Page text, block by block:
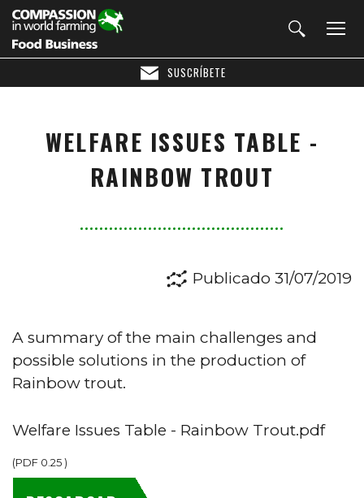
SUSCRÍBETE
WELFARE ISSUES TABLE -
RAINBOW TROUT
Publicado 31/07/2019
A summary of the main challenges and
possible solutions in the production of
Rainbow trout.
Welfare Issues Table - Rainbow Trout.pdf
(PDF 0.25)